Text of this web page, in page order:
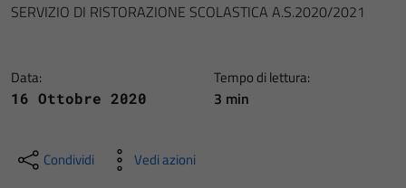
SERVIZIO DI RISTORAZIONE SCOLASTICA A.S.2020/2021
Data:
16 Ottobre 2020
Tempo di lettura:
3 min
Condividi Vedi azioni